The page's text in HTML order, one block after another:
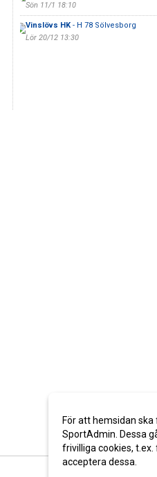
Sön 11/1 18:10
Vinslövs HK- H 78 Sölvesborg
Lör 20/12 13:30
För att hemsidan
SportAdmin. Dessa
frivilliga cookies, t.ex.
acceptera dessa.